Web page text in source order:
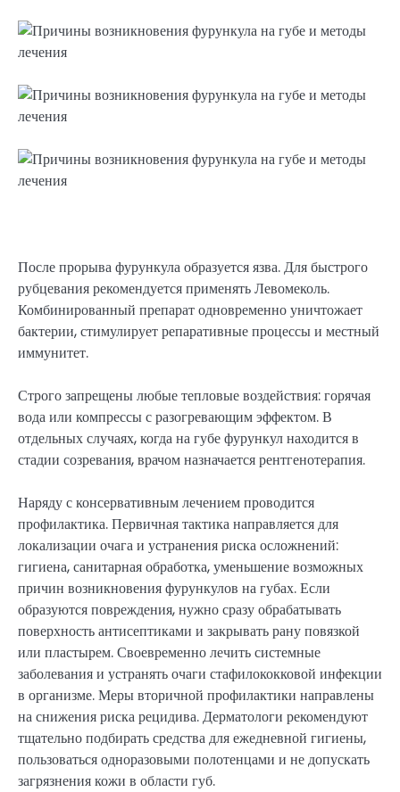
После прорыва фурункула образуется язва. Для быстрого
рубцевания рекомендуется применять Левомеколь.
Комбинированный препарат одновременно уничтожает
бактерии, стимулирует репаративные процессы и местный
иммунитет.
Строго запрещены любые тепловые воздействия: горячая
вода или компрессы с разогревающим эффектом. В
отдельных случаях, когда на губе фурункул находится в
стадии созревания, врачом назначается рентгенотерапия.
Наряду с консервативным лечением проводится
профилактика. Первичная тактика направляется для
локализации очага и устранения риска осложнений:
гигиена, санитарная обработка, уменьшение возможных
причин возникновения фурункулов на губах. Если
образуются повреждения, нужно сразу обрабатывать
поверхность антисептиками и закрывать рану повязкой
или пластырем. Своевременно лечить системные
заболевания и устранять очаги стафилококковой инфекции
в организме. Меры вторичной профилактики направлены
на снижения риска рецидива. Дерматологи рекомендуют
тщательно подбирать средства для ежедневной гигиены,
пользоваться одноразовыми полотенцами и не допускать
загрязнения кожи в области губ.